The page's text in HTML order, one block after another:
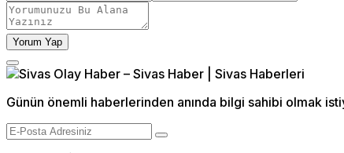
Yorum Yap
Günün önemli haberlerinden anında bilgi sahibi olmak